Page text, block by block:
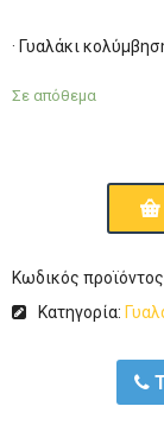
· Γυαλάκι
Σε απόθεμα
Κωδικός
Κατηγορία: